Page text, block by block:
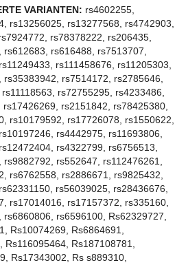
VARIANTEN: rs4602255,
rs13256025, rs13277568, rs4742903,
rs78378222, rs206435,
rs616488, rs7513707,
rs111458676, rs11205303,
rs35383942, rs7514172, rs2785646,
rs72755295, rs4233486,
rs2151842, rs78425380,
rs10179592, rs17726078, rs1550622,
rs4442975, rs11693806,
rs4322799, rs6756513,
rs552647, rs112476261,
rs6762558, rs2886671, rs9825432,
rs56039025, rs28436676,
rs17014016, rs17157372, rs335160,
rs6596100, Rs62329727,
Rs10074269, Rs6864691,
Rs116095464, Rs187108781,
Rs17343002, Rs s889310,